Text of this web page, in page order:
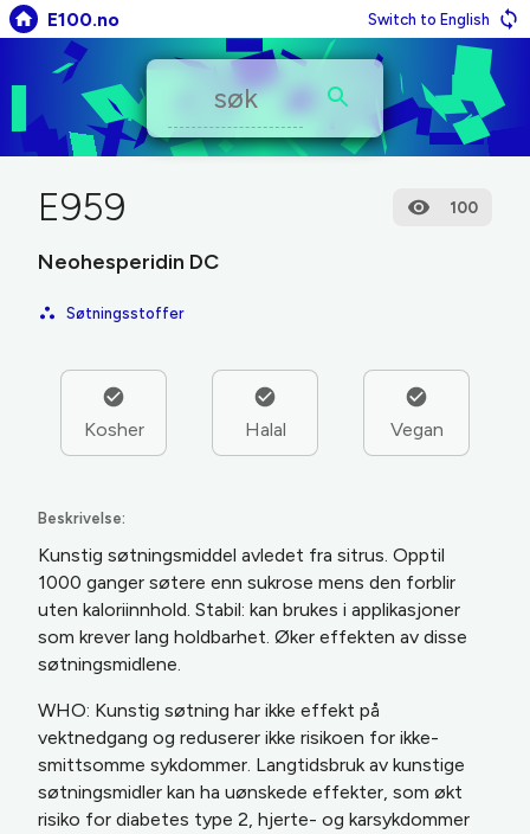
E100.no Switch to English
E959 100
Neohesperidin DC
Søtningsstoffer
Kosher Halal Vegan
Beskrivelse:
Kunstig søtningsmiddel avledet fra sitrus. Opptil
1000 ganger søtere enn sukrose mens den forblir
uten kaloriinnhold. Stabil: kan brukes i applikasjoner
som krever lang holdbarhet. Øker effekten av disse
søtningsmidlene.
WHO: Kunstig søtning har ikke effekt på
vektnedgang og reduserer ikke risikoen for ikke-
smittsomme sykdommer. Langtidsbruk av kunstige
søtningsmidler kan ha uønskede effekter, som økt
risiko for diabetes type 2, hjerte- og karsykdommer